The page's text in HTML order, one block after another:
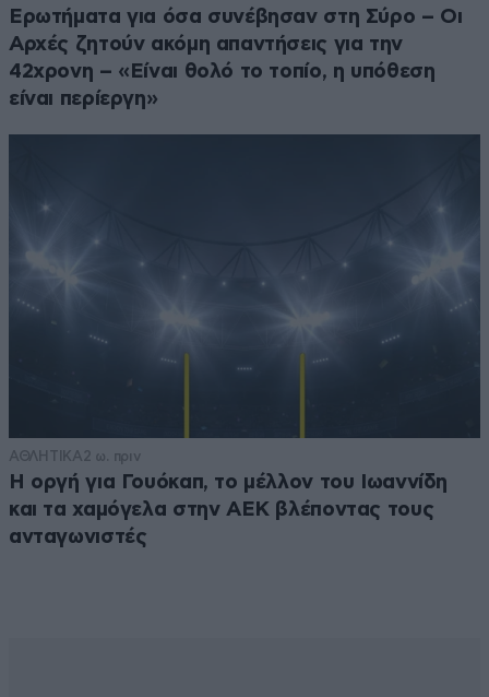
Ερωτήματα για όσα συνέβησαν στη Σύρο – Οι
Αρχές ζητούν ακόμη απαντήσεις για την
42χρονη – «Είναι θολό το τοπίο, η υπόθεση
είναι περίεργη»
ΑΘΛΗΤΙΚΑ2 ω. πριν
Η οργή για Γουόκαπ, το μέλλον του Ιωαννίδη
και τα χαμόγελα στην ΑΕΚ βλέποντας τους
ανταγωνιστές